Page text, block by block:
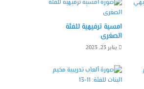
امسية ترفيهية للفئة
الصغرى
يناير 23, 2023